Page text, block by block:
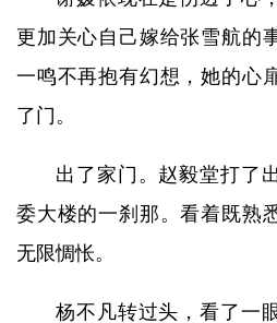
更加关心自己嫁给张雪航的
一鸣不再抱有幻想，她的心
了门。
出了家门。赵毅堂打了
委大楼的一刹那。看着既熟
无限惆怅。
杨不凡转过头，看了一